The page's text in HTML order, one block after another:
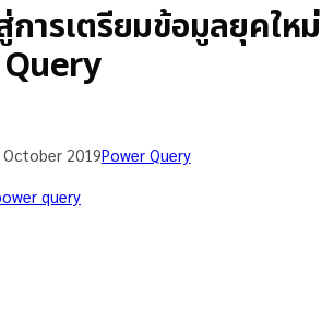
การเตรียมข้อมูลยุคใหม่
2019Power Query
query